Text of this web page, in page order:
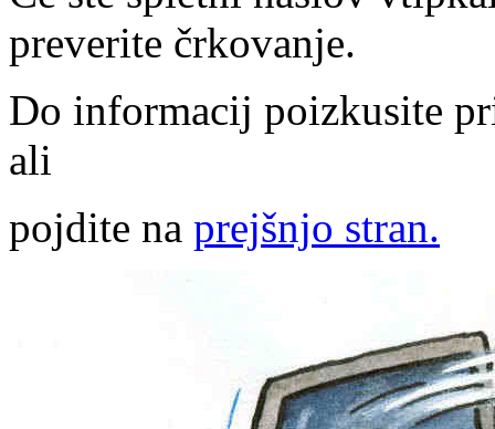
preverite črkovanje.
Do informacij poizkusite
ali
pojdite na prejšnjo stran.